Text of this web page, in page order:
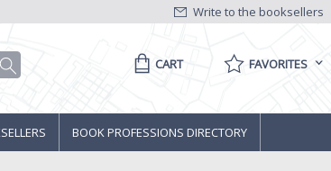
Write to the booksellers
CART FAVORITES
BOOK PROFESSIONS DIRECTORY